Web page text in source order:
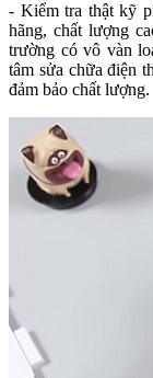
- Kiểm tra thật kỹ
hãng, chất lượng
trường có vô vàn
tâm sửa chữa điện
đảm bảo chất lượng.